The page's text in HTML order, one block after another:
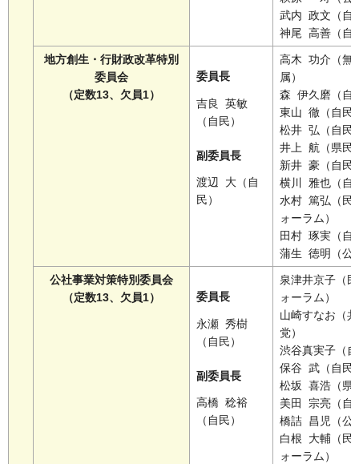
武内 政文（自
神尾 高善（自
地方創生・行財政改革特別
委員会
（定数13、欠員1）
委員長
吉良 英敏
（自民）
副委員長
渡辺 大（自
民）
高木 功介（無
属）
森 伊久磨（自
東山 徹（自民
松井 弘（自民
井上 航（県民
新井 豪（自民
横川 雅也（自
水村 篤弘（民
ォーラム）
田村 琢実（自
蒲生 徳明（公
公社事業対策特別委員会
（定数13、欠員1）
委員長
永瀬 秀樹
（自民）
副委員長
高橋 稔裕
（自民）
泉津井京子（
ォーラム）
山崎すなお（
党）
渋谷真実子（
保谷 武（自民
松坂 喜浩（県
美田 宗亮（自
橋詰 昌児（公
白根 大輔（民
ォーラム）